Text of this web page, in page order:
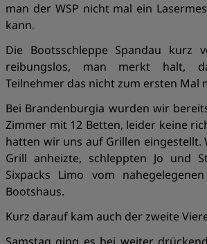
man der WSP nicht mal ein
kann.
Die Bootsschleppe Spandau kurz
reibungslos, man merkt halt,
Teilnehmer das nicht zum ersten Mal
Bei Brandenburgia wurden wir
Zimmer mit 12 Betten, leider keine
hatten wir uns auf Grillen eingestellt.
Grill anheizte, schleppten Jo und
Sixpacks Limo vom
Bootshaus.
Kurz darauf kam auch der zweite